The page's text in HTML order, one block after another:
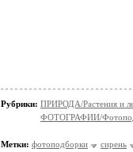
Рубрики: ПРИРОДА/Растения и
ФОТОГРАФИИ/
Метки: фотоподборки сирень